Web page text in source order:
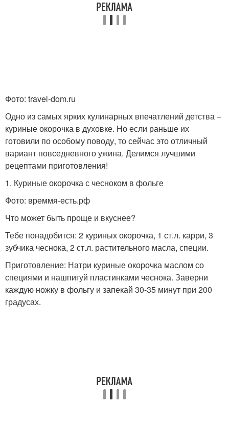
Чеснок на сковороде
Ножки с шампиньонами
Ножки в медово-
горчичном соусе
Фото: travel-dom.ru
Одно из самых ярких кулинарных впечатлений детства –
куриные окорочка в духовке. Но если раньше их
готовили по особому поводу, то сейчас это отличный
вариант повседневного ужина. Делимся лучшими
рецептами приготовления!
1. Куриные окорочка с чесноком в фольге
Фото: времмя-есть.рф
Что может быть проще и вкуснее?
Тебе понадобится: 2 куриных окорочка, 1 ст.л. карри, 3
зубчика чеснока, 2 ст.л. растительного масла, специи.
Приготовление: Натри куриные окорочка маслом со
специями и нашпигуй пластинками чеснока. Заверни
каждую ножку в фольгу и запекай 30-35 минут при 200
градусах.